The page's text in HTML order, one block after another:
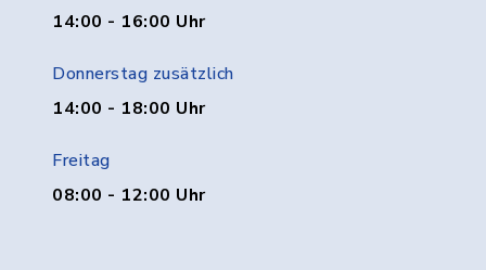
14:00 - 16:00 Uhr
Donnerstag zusätzlich
14:00 - 18:00 Uhr
Freitag
08:00 - 12:00 Uhr